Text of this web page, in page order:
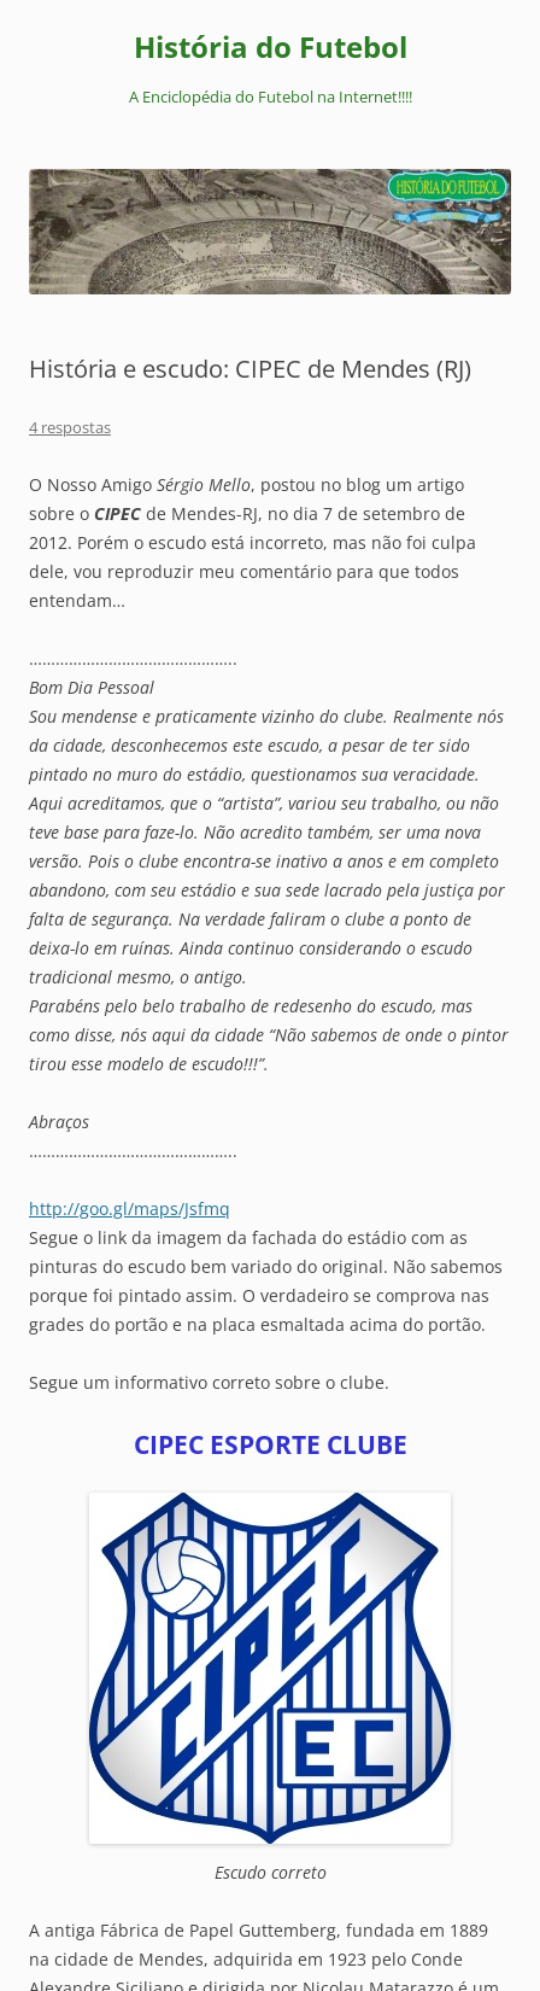
História do Futebol
A Enciclopédia do Futebol na Internet!!!!
História e escudo: CIPEC de Mendes (RJ)
4 respostas
O Nosso Amigo Sérgio Mello, postou no blog um artigo
sobre o CIPEC de Mendes-RJ, no dia 7 de setembro de
2012. Porém o escudo está incorreto, mas não foi culpa
dele, vou reproduzir meu comentário para que todos
entendam…
………………………………………..
Bom Dia Pessoal
Sou mendense e praticamente vizinho do clube. Realmente nós
da cidade, desconhecemos este escudo, a pesar de ter sido
pintado no muro do estádio, questionamos sua veracidade.
Aqui acreditamos, que o “artista”, variou seu trabalho, ou não
teve base para faze-lo. Não acredito também, ser uma nova
versão. Pois o clube encontra-se inativo a anos e em completo
abandono, com seu estádio e sua sede lacrado pela justiça por
falta de segurança. Na verdade faliram o clube a ponto de
deixa-lo em ruínas. Ainda continuo considerando o escudo
tradicional mesmo, o antigo.
Parabéns pelo belo trabalho de redesenho do escudo, mas
como disse, nós aqui da cidade “Não sabemos de onde o pintor
tirou esse modelo de escudo!!!”.
Abraços
………………………………………..
http://goo.gl/maps/Jsfmq
Segue o link da imagem da fachada do estádio com as
pinturas do escudo bem variado do original. Não sabemos
porque foi pintado assim. O verdadeiro se comprova nas
grades do portão e na placa esmaltada acima do portão.
Segue um informativo correto sobre o clube.
CIPEC ESPORTE CLUBE
Escudo correto
A antiga Fábrica de Papel Guttemberg, fundada em 1889
na cidade de Mendes, adquirida em 1923 pelo Conde